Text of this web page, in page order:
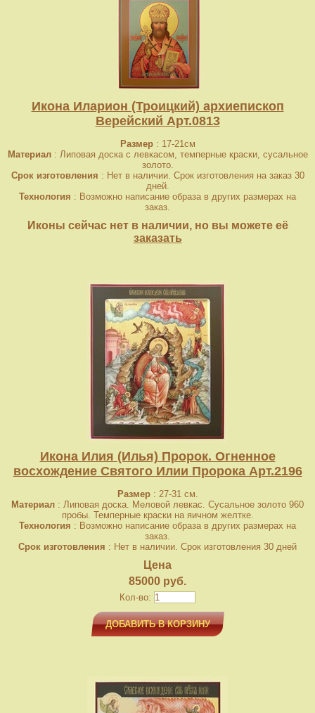
Икона Иларион (Троицкий) архиепископ
Верейский Арт.0813
Размер: 17-21см
Материал: Липовая доска с левкасом, темперные краски, сусальное
золото.
Срок изготовления : Нет в наличии. Срок изготовления на заказ 30
дней.
Технология : Возможно написание образа в других размерах на
заказ.
Иконы сейчас нет в наличии, но вы можете её
заказать
Икона Илия (Илья) Пророк. Огненное
восхождение Святого Илии Пророка Арт.2196
Размер: 27-31 см.
Материал : Липовая доска. Меловой левкас. Сусальное золото 960
пробы. Темперные краски на яичном желтке.
Технология : Возможно написание образа в других размерах на
заказ.
Срок изготовления : Нет в наличии. Срок изготовления 30 дней
Цена
85000 руб.
Кол-во:
ДОБАВИТЬ В КОРЗИНУ